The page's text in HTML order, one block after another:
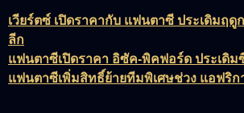
เวียร์ตซ์ เปิดราคากับ แฟนตาซี ประเดิมฤดู
ลีก
แฟนตาซีเปิดราคา อิซัค-พิคฟอร์ด ประเดิ
แฟนตาซีเพิ่มสิทธิ์ย้ายทีมพิเศษช่วง แอฟริ